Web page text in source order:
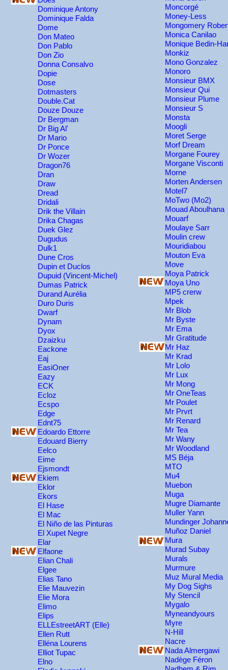
Moncorgé
Money-Less
Mongomery
Monica Canilao
Monique Bedin-
Monkiz
Mono Gonzalez
Monoro
Monsieur BMX
Monsieur Qui
Monsieur Plume
Monsieur S
Monsta
Moogli
Moret Serge
Morf Dream
Morgane Fourey
Morgane Visconti
Morne
Morten Andersen
Motel7
MoTwo (Mo2)
Mouad Aboulhana
Mouarf
Moulaye Sarr
Moulin crew
Mouridiabou
Mouton Eva
Move
Moya Patrick
Moya Uno
MP5 crerw
Mpek
Mr Blob
Mr Byste
Mr Ema
Mr Gratitude
Mr Haz
Mr Krad
Mr Lolo
Mr Lux
Mr Mong
Mr OneTeas
Mr Poulet
Mr Prvrt
Mr Renard
Mr Tea
Mr Wany
Mr Woodland
MS Béja
MTO
Mu4
Muebon
Muga
Mugre Diamante
Muller Yann
Mundinger
Muñoz Daniel
Mura
Murad Subay
Murals
Murmure
Muz Mural Media
My Dog Sighs
My Stencil
Mygalo
Myneandyours
Myre
N-Hill
Nacre
Nada Almergawi
Nadège Féron
Dominique Antony
Dominique Falda
Dome
Don Mateo
Don Pablo
Don Zio
Donna Consalvo
Dopie
Dose
Dotmasters
Double.Cat
Douze Douze
Dr Bergman
Dr Big Al'
Dr Mario
Dr Ponce
Dr Wozer
Dragon76
Dran
Draw
Dread
Dridali
Drik the Villain
Drika Chagas
Duek Glez
Dugudus
Dulk1
Dune Cros
Dupin et Duclos
Dupuid (Vincent-Michel)
Dumas Patrick
Durand Aurélia
Duro Duris
Dwarf
Dynam
Dyox
Dzaizku
Eackone
Eaj
EasiOner
Eazy
ECK
Ecloz
Ecspo
Edge
Ednt75
Edoardo Ettorre
Edouard Bierry
Eelco
Eime
Ejsmondt
Ekiem
Eklor
Ekors
El Hase
El Mac
El Niño de las Pinturas
El Xupet Negre
Elar
Elfaone
Elian Chali
Elgee
Elias Tano
Elie Mauvezin
Elie Mora
Elimo
Elips
ELLEstreetART (Elle)
Ellen Rutt
Elléna Lourens
Elliot Tupac
Elno